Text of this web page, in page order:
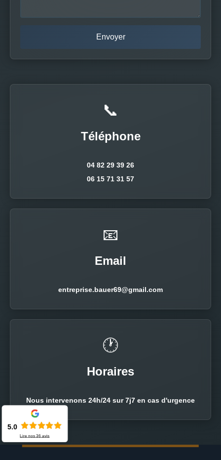
📞
Téléphone
04 82 29 39 26
06 15 71 31 57
📧
Email
entreprise.bauer69@gmail.com
🕐
Horaires
Nous intervenons 24h/24 sur 7j7 en cas d'urgence
5.0
Lire nos36 avis